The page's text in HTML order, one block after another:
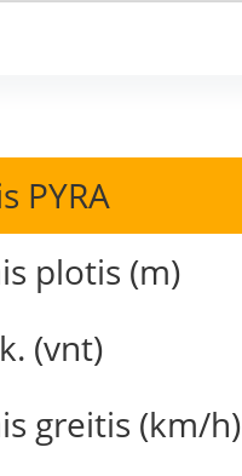
PYRA
plotis (m)
(vnt)
greitis (km/h)